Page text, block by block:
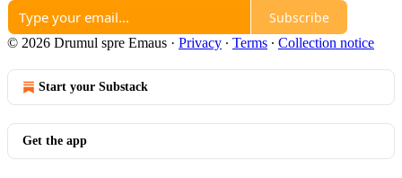
Subscribe
© 2026 Drumul spre Emaus · Privacy ∙ Terms ∙ Collection notice
Start your Substack
Get the app